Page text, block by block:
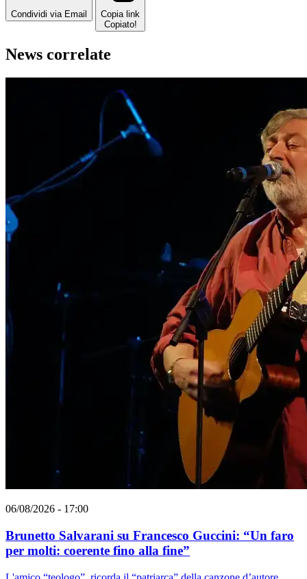
Condividi via Email
Copia link
Copiato!
News correlate
06/08/2026 - 17:00
Brunetto Salvarani su Francesco Guccini: “Un faro
per molti: coerente fino alla fine”